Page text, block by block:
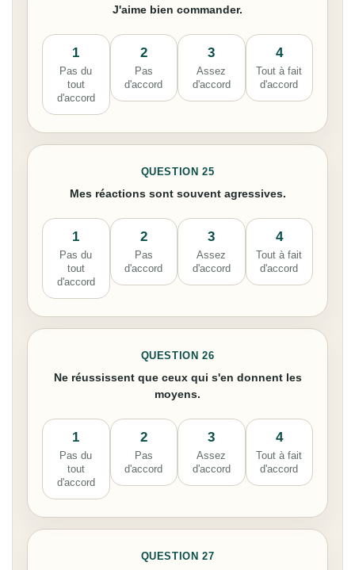
J'aime bien commander.
1
Pas du
tout
d'accord
2
Pas
d'accord
3
Assez
d'accord
4
Tout à fait
d'accord
QUESTION 25
Mes réactions sont souvent agressives.
1
Pas du
tout
d'accord
2
Pas
d'accord
3
Assez
d'accord
4
Tout à fait
d'accord
QUESTION 26
Ne réussissent que ceux qui s'en donnent les
moyens.
1
Pas du
tout
d'accord
2
Pas
d'accord
3
Assez
d'accord
4
Tout à fait
d'accord
QUESTION 27